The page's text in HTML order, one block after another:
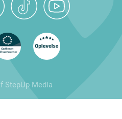
StepUp Media